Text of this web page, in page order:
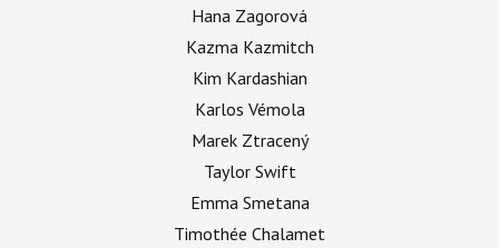
Hana Zagorová
Kazma Kazmitch
Kim Kardashian
Karlos Vémola
Marek Ztracený
Taylor Swift
Emma Smetana
Timothée Chalamet